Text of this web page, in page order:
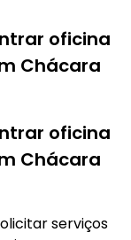
oficina
Chácara
oficina
Chácara
serviços